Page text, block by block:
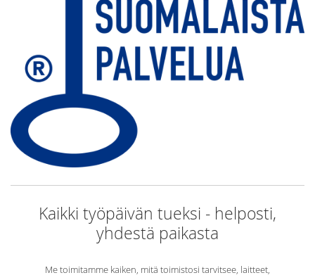
Kaikki työpäivän tueksi - helposti,
yhdestä paikasta
Me toimitamme kaiken, mitä toimistosi tarvitsee, laitteet,